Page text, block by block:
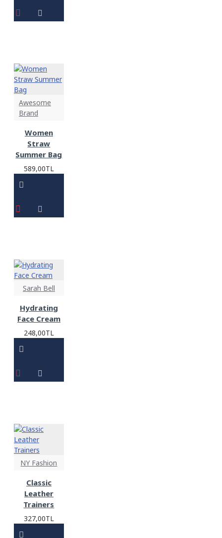
Awesome
Brand
Women
Straw
Summer Bag
589,00TL
Sarah Bell
Hydrating
Face Cream
248,00TL
NY Fashion
Classic
Leather
Trainers
327,00TL